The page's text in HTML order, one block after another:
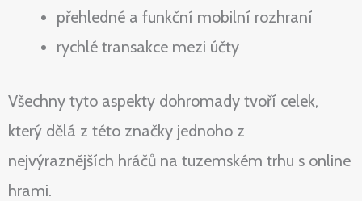
přehledné a funkční mobilní rozhraní
rychlé transakce mezi účty
Všechny tyto aspekty dohromady tvoří celek,
který dělá z této značky jednoho z
nejvýraznějších hráčů na tuzemském trhu s online
hrami.